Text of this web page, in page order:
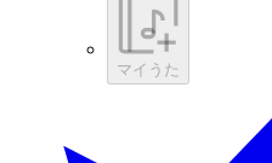
マイうた